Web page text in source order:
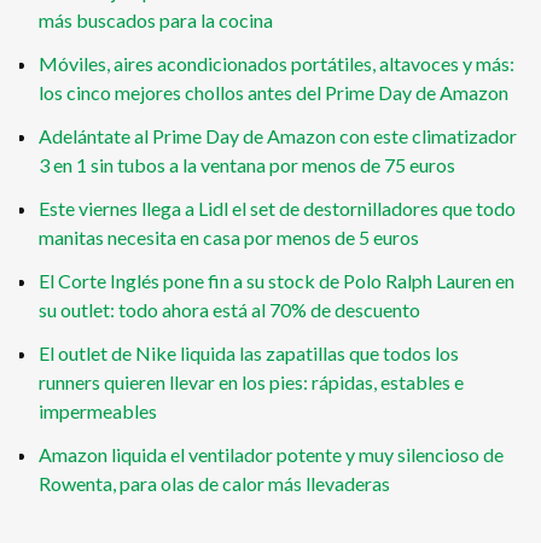
más buscados para la cocina
Móviles, aires acondicionados portátiles, altavoces y más:
los cinco mejores chollos antes del Prime Day de Amazon
Adelántate al Prime Day de Amazon con este climatizador
3 en 1 sin tubos a la ventana por menos de 75 euros
Este viernes llega a Lidl el set de destornilladores que todo
manitas necesita en casa por menos de 5 euros
El Corte Inglés pone fin a su stock de Polo Ralph Lauren en
su outlet: todo ahora está al 70% de descuento
El outlet de Nike liquida las zapatillas que todos los
runners quieren llevar en los pies: rápidas, estables e
impermeables
Amazon liquida el ventilador potente y muy silencioso de
Rowenta, para olas de calor más llevaderas